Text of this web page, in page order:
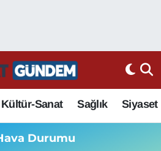
Kültür-Sanat Sağlık Siyaset
Durumu